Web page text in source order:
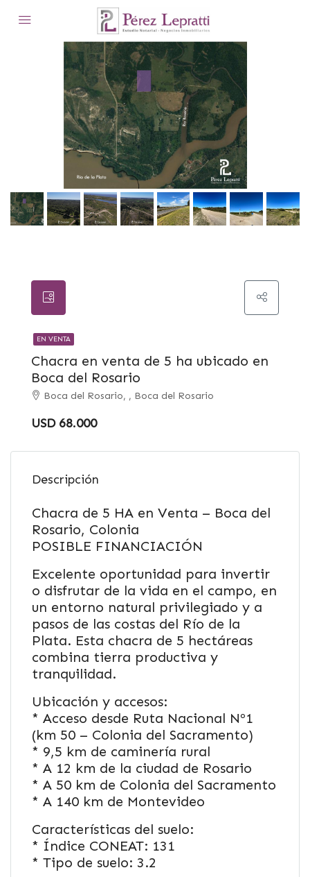
EN VENTA
Chacra en venta de 5 ha ubicado en
Boca del Rosario
Boca del Rosario, , Boca del Rosario
USD 68.000
Descripción
Chacra de 5 HA en Venta – Boca del
Rosario, Colonia
POSIBLE FINANCIACIÓN
Excelente oportunidad para invertir
o disfrutar de la vida en el campo, en
un entorno natural privilegiado y a
pasos de las costas del Río de la
Plata. Esta chacra de 5 hectáreas
combina tierra productiva y
tranquilidad.
Ubicación y accesos:
* Acceso desde Ruta Nacional Nº1
(km 50 – Colonia del Sacramento)
* 9,5 km de caminería rural
* A 12 km de la ciudad de Rosario
* A 50 km de Colonia del Sacramento
* A 140 km de Montevideo
Características del suelo:
* Índice CONEAT: 131
* Tipo de suelo: 3.2